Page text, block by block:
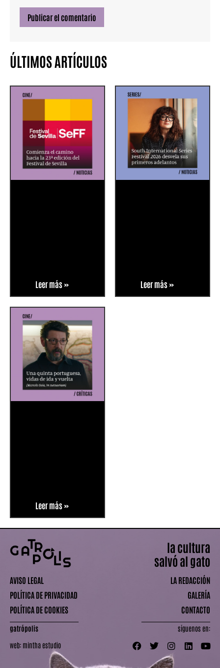
ÚLTIMOS ARTÍCULOS
Leer más » Leer más »
Leer más »
AVISO LEGAL
POLÍTICA DE PRIVACIDAD
POLÍTICA DE COOKIES
gatrópolis
web: mintha estudio
la cultura
salvó al gato
LA REDACCIÓN
GALERÍA
CONTACTO
síguenos en: